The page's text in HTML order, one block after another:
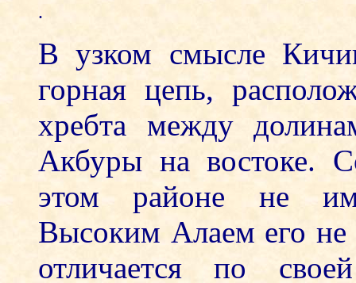
.
В узком смысле
горная цепь,
хребта между
Акбуры на востоке.
этом районе не
Высоким Алаем его
отличается по